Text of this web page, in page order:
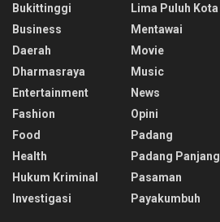
Bukittinggi
Business
Daerah
Dharmasraya
Entertainment
Fashion
Food
Health
Hukum Kriminal
Investigasi
Lima Puluh Kota
Mentawai
Movie
Music
News
Opini
Padang
Padang Panjang
Pasaman
Payakumbuh